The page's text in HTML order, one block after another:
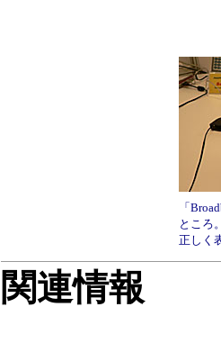
「
ところ
正しく
関連情報